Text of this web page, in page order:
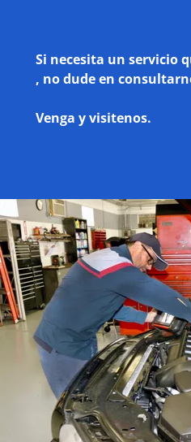
Si necesita un servicio
, no dude en
Venga y visitenos.